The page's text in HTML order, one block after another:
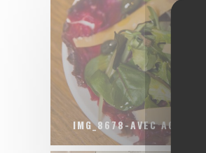
IMG_8678-AVEC